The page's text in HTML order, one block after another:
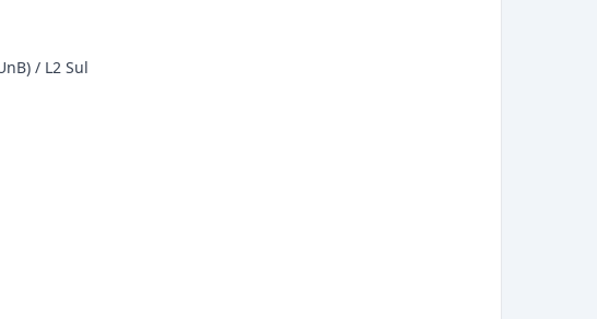
/ L2 Sul